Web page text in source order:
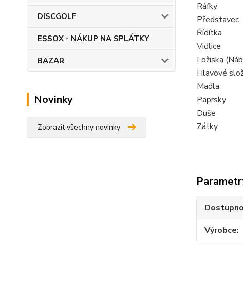
DISCGOLF
ESSOX - NÁKUP NA SPLÁTKY
BAZAR
Novinky
Zobrazit všechny novinky
Ráfky
Představec
Řídítka
Vidlice
Ložiska
Hlavové
Madla
Paprsky
Duše
Zátky
Výrobce